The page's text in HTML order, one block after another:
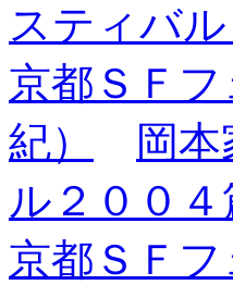
スティバ
京都ＳＦ
紀）
岡
ル２００
京都ＳＦ